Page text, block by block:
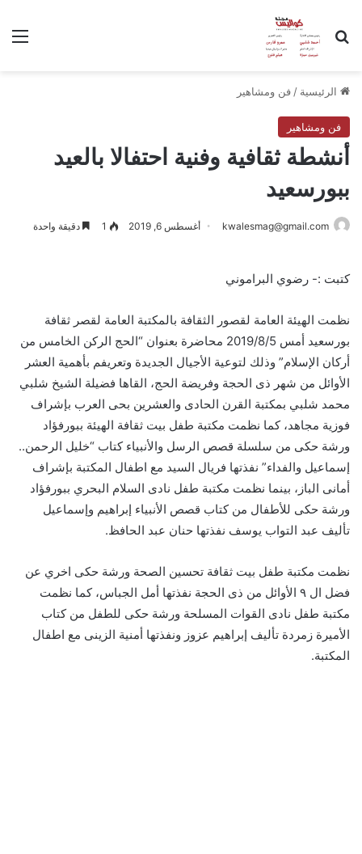
بحث عن
الرئيسية / فن ومشاهير
فن ومشاهير
أنشطة ثقافية وفنية احتفالا بالعيد
ببورسعيد
kwalesmag@gmail.com أغسطس 6, 2019 1 دقيقة واحدة
كتبت :- رضوي البراموني
نظمت الهيئة العامة لقصور الثقافة بالمكتبة العامة لقصر ثقافة
بورسعيد أمس 2019/8/5 محاضرة بعنوان “الحج الركن الخامس من
أركان الإسلام” وذلك لتوعية الأجيال الجديدة وتعريفم بأهمية العشر
الأوائل من شهر ذى الحجة وفريضة الحج، القاها فضيلة الشيخ شلبي
محمد شلبي بمكتبة القرن الحادى والعشرين بحى العرب بإشراف
فوزية مجاهد، كما نظمت مكتبة طفل بيت ثقافة الهيئة ببورفؤاد
ورشة حكى من سلسلة قصص الرسل والأنبياء كتاب “خليل الرحمن..
إسماعيل والفداء” نفذتها فريال السيد مع اطفال المكتبة بإشراف
أمانى الباز، بينما نظمت مكتبة طفل نادى السلام البحري ببورفؤاد
ورشة حكى للأطفال من كتاب قصص الأنبياء إبراهيم وإسماعيل
تأليف عبد التواب يوسف نفذتها حنان عبد الحافظ.
نظمت مكتبة طفل بيت ثقافة تحسين الصحة ورشة حكى اخري عن
فضل ال ٩ الأوائل من ذى الحجة نفذتها أمل الجباس، كما نظمت
مكتبة طفل نادى القوات المسلحة ورشة حكى للطفل من كتاب
الأميرة زمردة تأليف إبراهيم عزوز ونفذتها أمنية الزينى مع اطفال
المكتبة.